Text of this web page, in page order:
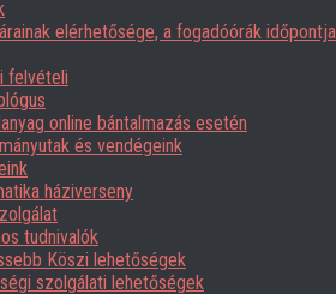
elérhetősége, a fogadóórák
felvételi
online bántalmazás esetén
és vendégeink
háziverseny
tudnivalók
Köszi lehetőségek
szolgálati lehetőségek